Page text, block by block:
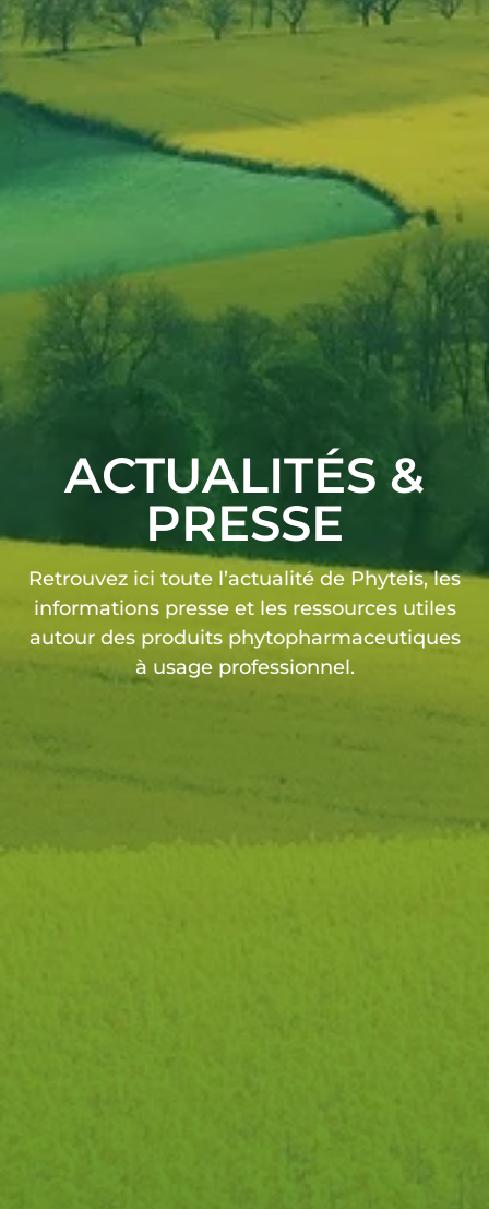
ACTUALITÉS &
PRESSE
Retrouvez ici toute l’actualité de Phyteis, les
informations presse et les ressources utiles
autour des produits phytopharmaceutiques
à usage professionnel.